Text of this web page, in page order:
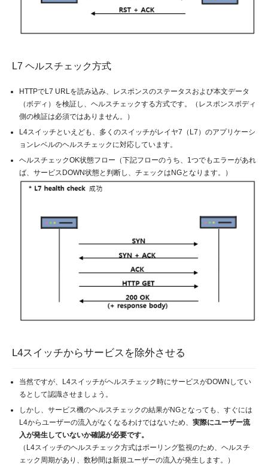
L7 ヘルスチェック方式
HTTPでL7 URLを読み込み、レスポンスのステータスおよび本文データ
（ボディ）を検証し、ヘルスチェックする方式です。（レスポンスボディ
側の検証は必須ではありません。）
L4スイッチといえども、多くのスイッチがレイヤ7（L7）のアプリケーシ
ョンレベルのヘルスチェックに対応しています。
ヘルスチェックOK状態フロー（下記フローのうち、1つでもエラーがあれ
ば、サービスDOWN状態と判断し、チェックはNGとなります。）
L4スイッチからサービスを除外させる
当然ですが、L4スイッチがヘルスチェック時にサービスがDOWNしてい
るとして認識させましょう。
しかし、サービス機のヘルスチェックの結果がNGとなっても、すぐには
L4からユーザーの流入がなくなるわけではないため、 実際にユーザー流
入が発生していないか確認が必要です。
（L4スイッチのヘルスチェック方式はポーリング監視のため、ヘルスチ
ェック周期があり、数秒間は新規ユーザーの流入が発生します。）